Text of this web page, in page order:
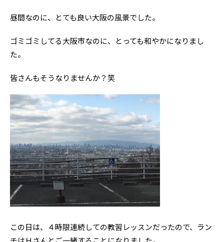
昼間なのに、とても良い大阪の風景でした。
ゴミゴミしてる大阪市なのに、とっても和やかになりまし
た。
皆さんもそうなりませんか？笑
この日は、４時限連続しての教習レッスンだったので、ラン